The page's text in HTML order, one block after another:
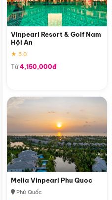
Vinpearl Resort & Golf Nam
Hội An
★ 5.0
Từ4,150,000đ
Melia Vinpearl Phu Quoc
Phú Quốc